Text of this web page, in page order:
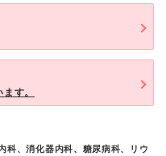
す。
科、消化器内科、糖尿病科、リウ